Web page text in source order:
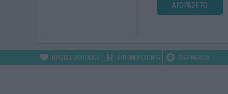
ΑΓΟΡΑΣΕ ΤΟ
ΠΡΩΤΕΣ ΒΟΗΘΕΙΕΣ ΕΦΗΜΕΡΕΥΟΝΤΑ ΦΑΡΜΑΚΕΙΑ